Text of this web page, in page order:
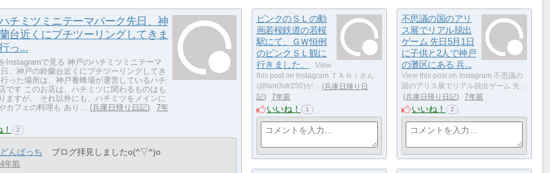
チミツミニテーマパーク先日、神
台近くにプチツーリングしてきま
っ...
Instagramで見る 神戸のハチミツミニテーマ
、神戸の鈴蘭台近くにプチツーリングしてき
った場所は、神戸養蜂場が運営しているハチ
です このお店は、ハチミツに関わるものはも
ますが、 それ以外にも、ハチミツをメインに
カフェの料理も あり…
兵庫日帰り日記
7年
2
どんぱっち ブログ拝見しましたo(^▽^)o
4年前
ピンクのＳＬの動
画若桜鉄道の若桜
駅にて、ＧＷ恒例
のピンクＳＬ観に
行きました。
View
this post on Instagram ＴＡＮＩさん
(@tani3vtr250)が…
兵庫日帰り日
記
7年前
いいね！ 1
不思議の国のアリ
ス展でリアル脱出
ゲーム 先日5月1日
に子供と2人で神戸
の灘区にある 兵...
View this post on Instagram 不思議の
国のアリス展でリアル脱出ゲーム 先…
兵庫日帰り日記
7年前
いいね！ 2